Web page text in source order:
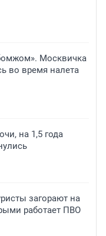
Москвичка
во время налета
на 1,5 года
загорают на
работает ПВО